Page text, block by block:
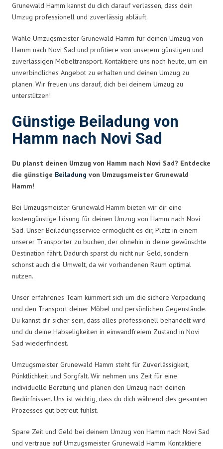
Grunewald Hamm kannst du dich darauf verlassen, dass dein
Umzug professionell und zuverlässig abläuft.
Wähle Umzugsmeister Grunewald Hamm für deinen Umzug von
Hamm nach Novi Sad und profitiere von unserem günstigen und
zuverlässigen Möbeltransport. Kontaktiere uns noch heute, um ein
unverbindliches Angebot zu erhalten und deinen Umzug zu
planen. Wir freuen uns darauf, dich bei deinem Umzug zu
unterstützen!
Günstige Beiladung von
Hamm nach Novi Sad
Du planst deinen Umzug von Hamm nach Novi Sad? Entdecke
die günstige Beiladung von Umzugsmeister Grunewald
Hamm!
Bei Umzugsmeister Grunewald Hamm bieten wir dir eine
kostengünstige Lösung für deinen Umzug von Hamm nach Novi
Sad. Unser Beiladungsservice ermöglicht es dir, Platz in einem
unserer Transporter zu buchen, der ohnehin in deine gewünschte
Destination fährt. Dadurch sparst du nicht nur Geld, sondern
schonst auch die Umwelt, da wir vorhandenen Raum optimal
nutzen.
Unser erfahrenes Team kümmert sich um die sichere Verpackung
und den Transport deiner Möbel und persönlichen Gegenstände.
Du kannst dir sicher sein, dass alles professionell behandelt wird
und du deine Habseligkeiten in einwandfreiem Zustand in Novi
Sad wiederfindest.
Umzugsmeister Grunewald Hamm steht für Zuverlässigkeit,
Pünktlichkeit und Sorgfalt. Wir nehmen uns Zeit für eine
individuelle Beratung und planen den Umzug nach deinen
Bedürfnissen. Uns ist wichtig, dass du dich während des gesamten
Prozesses gut betreut fühlst.
Spare Zeit und Geld bei deinem Umzug von Hamm nach Novi Sad
und vertraue auf Umzugsmeister Grunewald Hamm. Kontaktiere